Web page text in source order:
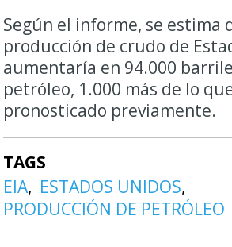
Según el informe, se estima
producción de crudo de
aumentaría en 94.000
petróleo, 1.000 más de lo
pronosticado previamente.
TAGS
EIA
ESTADOS UNIDOS
PRODUCCIÓN DE PETRÓLEO